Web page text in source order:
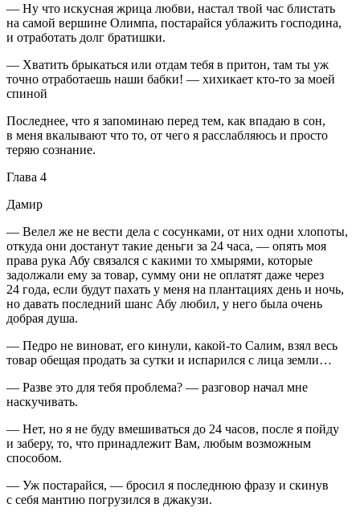
— Ну что искусная жрица любви, настал твой час блистать
на самой вершине Олимпа, постарайся ублажить господина,
и отработать долг братишки.
— Хватить брыкаться или отдам тебя в притон, там ты уж
точно отработаешь наши бабки! — хихикает кто-то за моей
спиной
Последнее, что я запоминаю перед тем, как впадаю в сон,
в меня вкалывают что то, от чего я расслабляюсь и просто
теряю сознание.
Глава 4
Дамир
— Велел же не вести дела с сосунками, от них одни хлопоты,
откуда они достанут такие деньги за 24 часа, — опять моя
права рука Абу связался с какими то хмырями, которые
задолжали ему за товар, сумму они не оплатят даже через
24 года, если будут пахать у меня на плантациях день и ночь,
но давать последний шанс Абу любил, у него была очень
добрая душа.
— Педро не виноват, его кинули, какой-то Салим, взял весь
товар обещая продать за сутки и испарился с лица земли…
— Разве это для тебя проблема? — разговор начал мне
наскучивать.
— Нет, но я не буду вмешиваться до 24 часов, после я пойду
и заберу, то, что принадлежит Вам, любым возможным
способом.
— Уж постарайся, — бросил я последнюю фразу и скинув
с себя мантию погрузился в джакузи.